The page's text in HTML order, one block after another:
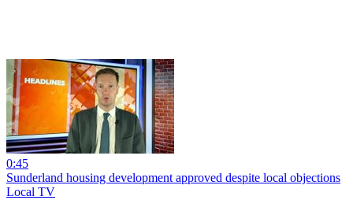
0:45
Sunderland housing development approved despite local objections
Local TV